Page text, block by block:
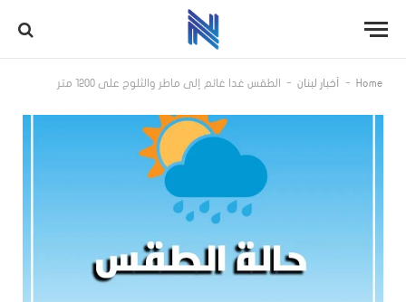
Home
- أخبار لبنان - الطقس غدا غائم إلى ماطر والثلوج على 1200 متر